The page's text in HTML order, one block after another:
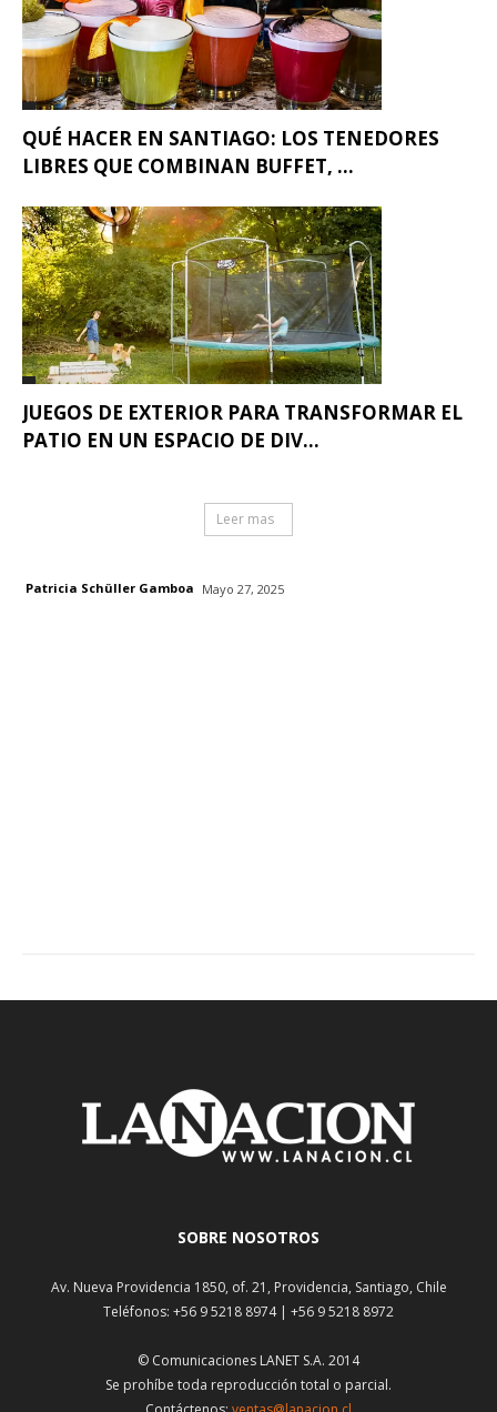
QUÉ HACER EN SANTIAGO: LOS TENEDORES
LIBRES QUE COMBINAN BUFFET, ...
JUEGOS DE EXTERIOR PARA TRANSFORMAR EL
PATIO EN UN ESPACIO DE DIV...
Leer mas
Patricia Schüller Gamboa Mayo 27, 2025
SOBRE NOSOTROS
Av. Nueva Providencia 1850, of. 21, Providencia, Santiago, Chile
Teléfonos: +56 9 5218 8974 | +56 9 5218 8972
© Comunicaciones LANET S.A. 2014
Se prohíbe toda reproducción total o parcial.